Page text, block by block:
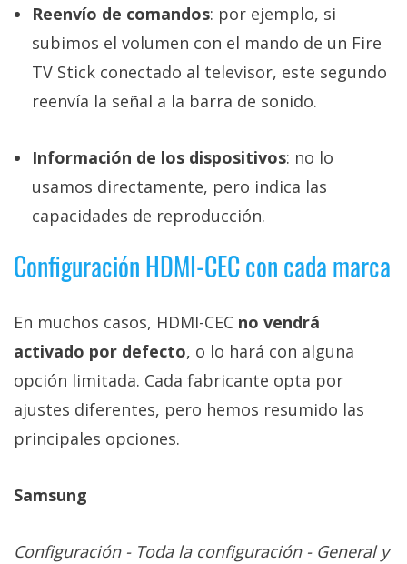
Reenvío de comandos: por ejemplo, si
subimos el volumen con el mando de un Fire
TV Stick conectado al televisor, este segundo
reenvía la señal a la barra de sonido.
Información de los dispositivos: no lo
usamos directamente, pero indica las
capacidades de reproducción.
Configuración HDMI-CEC con cada marca
En muchos casos, HDMI-CEC no vendrá
activado por defecto, o lo hará con alguna
opción limitada. Cada fabricante opta por
ajustes diferentes, pero hemos resumido las
principales opciones.
Samsung
Configuración - Toda la configuración - General y